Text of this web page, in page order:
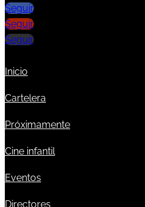
Seguir
Seguir
Seguir
Inicio
Cartelera
Próximamente
Cine infantil
Eventos
Directores